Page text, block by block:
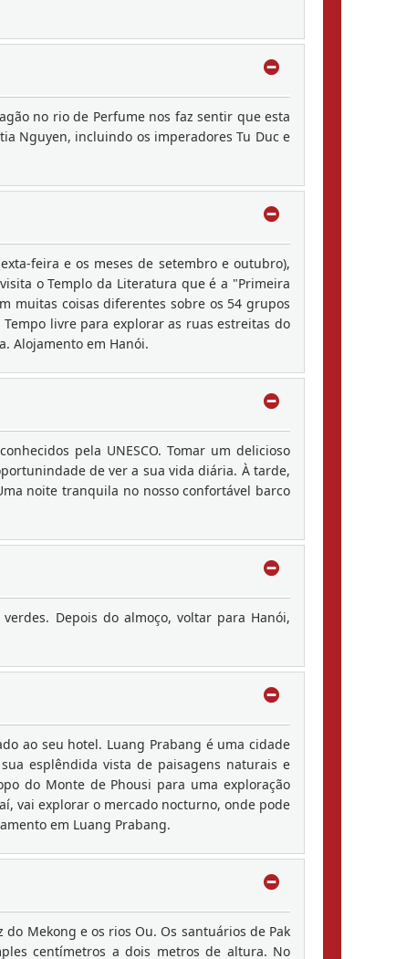
no rio de Perfume nos faz sentir que esta
Nguyen, incluindo os imperadores Tu Duc e
feira e os meses de setembro e outubro),
o Templo da Literatura que é a "Primeira
muitas coisas diferentes sobre os 54 grupos
livre para explorar as ruas estreitas do
Alojamento em Hanói.
pela UNESCO. Tomar um delicioso
de ver a sua vida diária. À tarde,
noite tranquila no nosso confortável barco
Depois do almoço, voltar para Hanói,
ao seu hotel. Luang Prabang é uma cidade
esplêndida vista de paisagens naturais e
do Monte de Phousi para uma exploração
vai explorar o mercado nocturno, onde pode
em Luang Prabang.
Mekong e os rios Ou. Os santuários de Pak
centímetros a dois metros de altura. No